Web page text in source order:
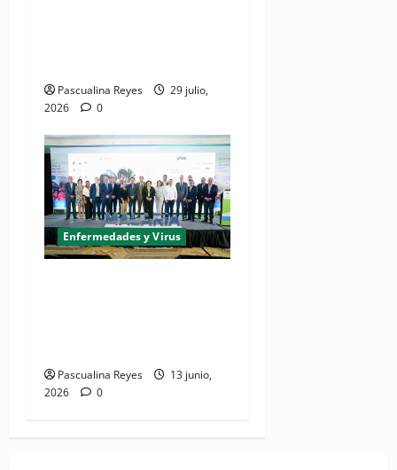
Pascualina Reyes
29 julio,
2026
0
Enfermedades y Virus
Pascualina Reyes
13 junio,
2026
0